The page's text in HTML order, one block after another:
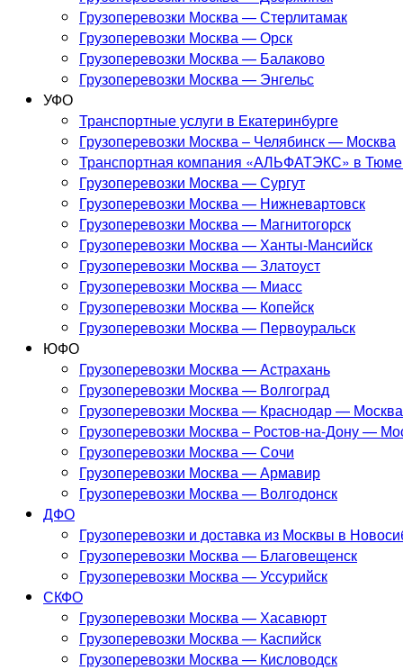
Грузоперевозки Москва — Стерлитамак
Грузоперевозки Москва — Орск
Грузоперевозки Москва — Балаково
Грузоперевозки Москва — Энгельс
УФО
Транспортные услуги в Екатеринбурге
Грузоперевозки Москва – Челябинск — Москва
Транспортная компания «АЛЬФАТЭКС» в
Грузоперевозки Москва — Сургут
Грузоперевозки Москва — Нижневартовск
Грузоперевозки Москва — Магнитогорск
Грузоперевозки Москва — Ханты-Мансийск
Грузоперевозки Москва — Златоуст
Грузоперевозки Москва — Миасс
Грузоперевозки Москва — Копейск
Грузоперевозки Москва — Первоуральск
ЮФО
Грузоперевозки Москва — Астрахань
Грузоперевозки Москва — Волгоград
Грузоперевозки Москва — Краснодар — Москва
Грузоперевозки Москва – Ростов-на-Дону —
Грузоперевозки Москва — Сочи
Грузоперевозки Москва — Армавир
Грузоперевозки Москва — Волгодонск
ДФО
Грузоперевозки и доставка из Москвы в
Грузоперевозки Москва — Благовещенск
Грузоперевозки Москва — Уссурийск
СКФО
Грузоперевозки Москва — Хасавюрт
Грузоперевозки Москва — Каспийск
Грузоперевозки Москва — Кисловодск